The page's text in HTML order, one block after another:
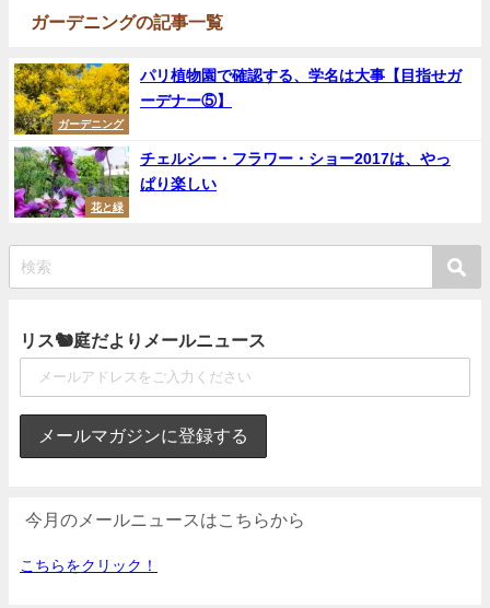
ガーデニングの記事一覧
ガーデニング
パリ植物園で確認する、学名は大事【目指せガ
ーデナー⑤】
花と緑
チェルシー・フラワー・ショー2017は、やっ
ぱり楽しい
リス🐿庭だよりメールニュース
今月のメールニュースはこちらから
こちらをクリック！